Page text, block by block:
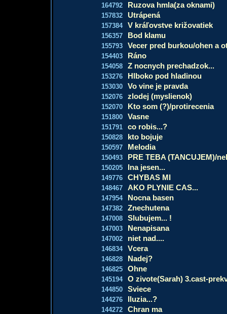
164792 Ruzova hmla(za oknami)
157832 Utrápená
157384 V kráľovstve križovatiek
156357 Bod klamu
155793 Vecer pred burkou/ohen a
154403 Ráno
154058 Z nocnych prechadzok...
153276 Hlboko pod hladinou
153030 Vo vine je pravda
152076 zlodej (myslienok)
152070 Kto som (?)/protirecenia
151800 Vasne
151791 co robis...?
150828 kto bojuje
150597 Melodia
150493 PRE TEBA (TANCUJEM)/
150205 Ina jesen...
149776 CHYBAS MI
148467 AKO PLYNIE CAS...
147954 Nocna basen
147382 Znechutena
147008 Slubujem... !
147003 Nenapisana
147002 niet nad....
146834 Vcera
146828 Nadej?
146825 Ohne
145194 O zivote(Sarah) 3.cast-
144850 Sviece
144276 Iluzia...?
144272 Chran ma